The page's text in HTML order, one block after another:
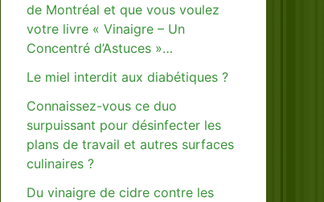
de Montréal et que vous voulez
votre livre « Vinaigre – Un
Concentré d’Astuces »…
Le miel interdit aux diabétiques ?
Connaissez-vous ce duo
surpuissant pour désinfecter les
plans de travail et autres surfaces
culinaires ?
Du vinaigre de cidre contre les